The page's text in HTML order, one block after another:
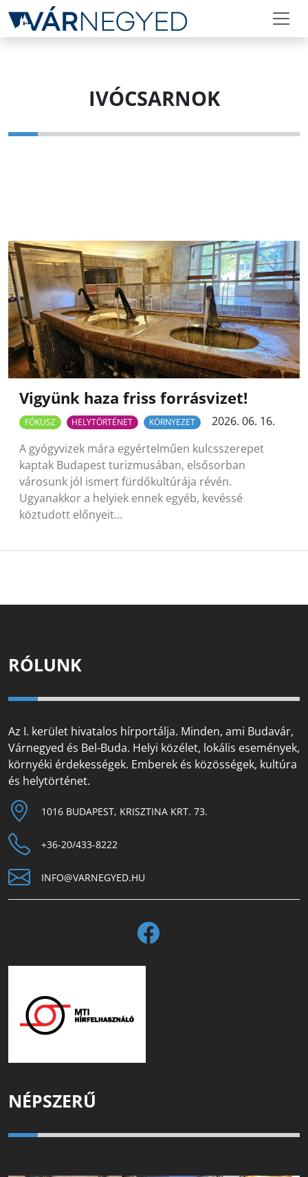
IVÓCSARNOK
Vigyünk haza friss forrásvizet!
FÓKUSZ HELYTÖRTÉNET KÖRNYEZET
2026. 06. 16.
A gyógyvizek mára egyértelműen kulcsszerepet
kaptak Budapest turizmusában, elsősorban
városunk jól ismert fürdőkultúrája révén.
Ugyanakkor a helyiek ennek egyéb, kevéssé
köztudott előnyeit…
RÓLUNK
Az I. kerület hivatalos hírportálja. Minden, ami Budavár,
Várnegyed és Bel-Buda. Helyi közélet, lokális események,
környéki érdekességek. Emberek és közösségek, kultúra
és helytörténet.
1016 BUDAPEST, KRISZTINA KRT. 73.
+36-20/433-8222
INFO@VARNEGYED.HU
NÉPSZERŰ